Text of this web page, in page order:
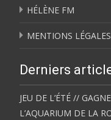
HÉLÈNE FM
MENTIONS LÉGALES
Derniers
JEU DE L’ÉTÉ //
L’AQUARIUM DE LA